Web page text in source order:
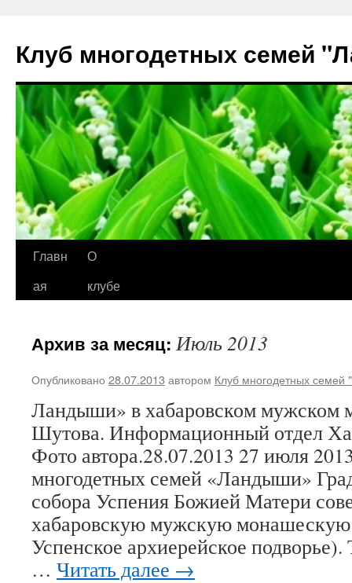
Клуб многодетных семей
Перейти
Главн
ая
О
клубе
Архив за месяц:Июль 2013
Опубликовано 28.07.2013 автором Клуб многодетных
Ландыши» в хабаровском
Шутова. Информационный отдел
Фото автора.28.07.2013 27 июля
многодетных семей «Ландыши»
собора Успения Божией Матери
хабаровскую мужскую монашескую
Успенское архиерейское
… Читать далее →